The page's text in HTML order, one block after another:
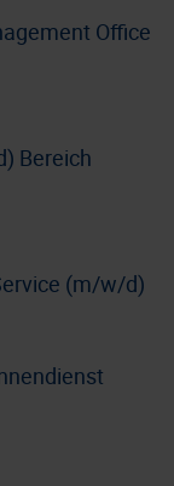
Office
Bereich
(m/w/d)